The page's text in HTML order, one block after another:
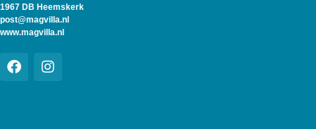
1967 DB Heemskerk
post@magvilla.nl
www.magvilla.nl